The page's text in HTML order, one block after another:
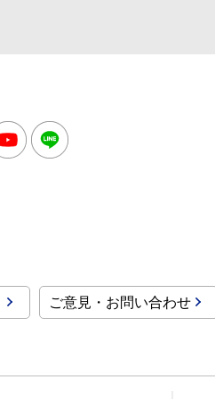
Youtube
ご意見・お問い合わせ